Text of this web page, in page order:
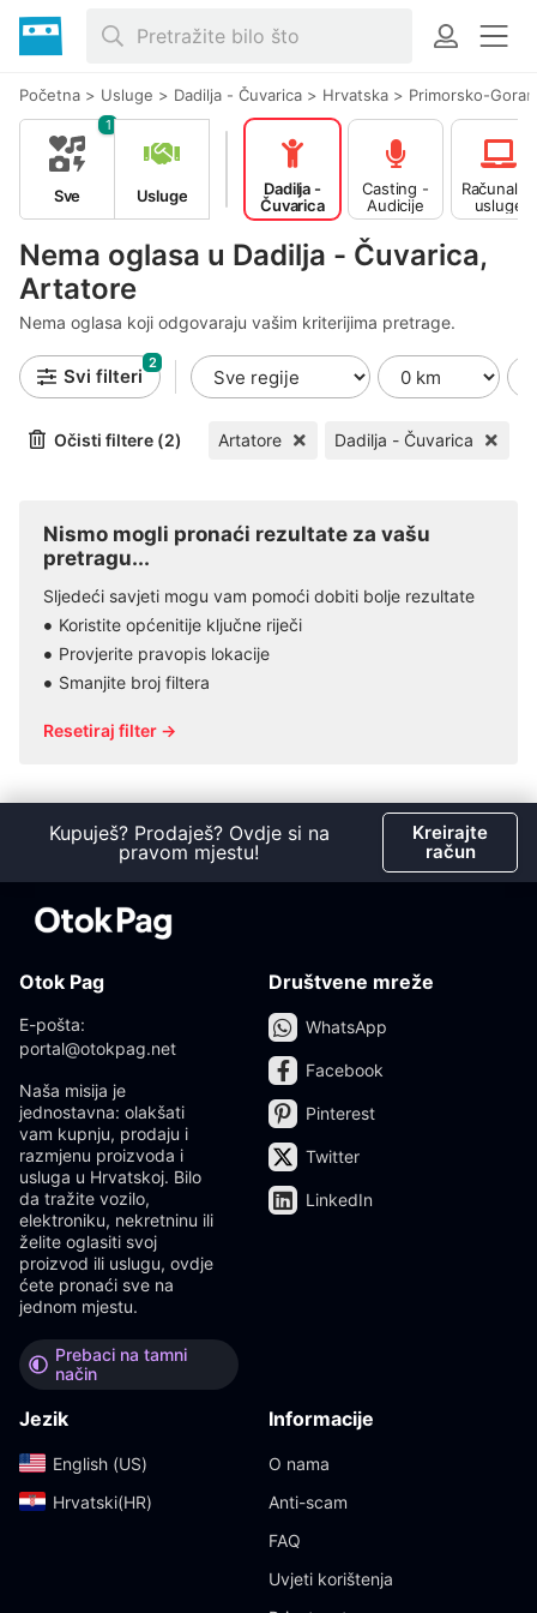
Početna > Usluge > Dadilja - Čuvarica > Hrvatska > Primorsko-
Nema oglasa u Dadilja - Čuvarica,
Artatore
Nema oglasa koji odgovaraju vašim kriterijima pretrage.
Sve
1
Usluge
Dadilja -
Čuvarica
Casting -
Audicije
Računalne
usluge
Svi filteri
2
Očisti filtere (2) Artatore Dadilja - Čuvarica
Nismo mogli pronaći rezultate za vašu
pretragu...
Sljedeći savjeti mogu vam pomoći dobiti bolje rezultate
Koristite općenitije ključne riječi
Provjerite pravopis lokacije
Smanjite broj filtera
Resetiraj filter →
Kupuješ? Prodaješ? Ovdje si na
pravom mjestu!
Kreirajte
račun
Otok Pag
E-pošta:
portal@otokpag.net
Naša misija je
jednostavna: olakšati
vam kupnju, prodaju i
razmjenu proizvoda i
usluga u Hrvatskoj. Bilo
da tražite vozilo,
elektroniku, nekretninu ili
želite oglasiti svoj
proizvod ili uslugu, ovdje
ćete pronaći sve na
jednom mjestu.
Prebaci na tamni
način
Društvene mreže
WhatsApp
Facebook
Pinterest
Twitter
LinkedIn
Jezik
English (US)‎
Hrvatski(HR)‎
Informacije
O nama
Anti-scam
FAQ
Uvjeti korištenja